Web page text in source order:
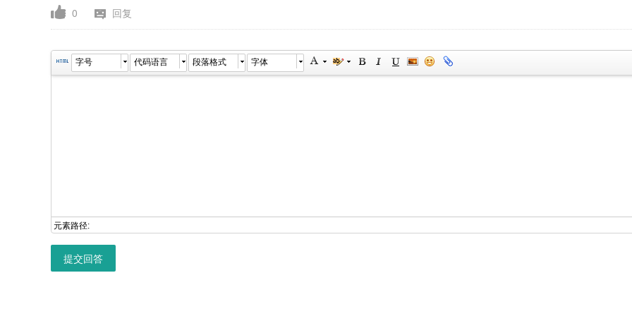
0 回复
字号 代码语言 段落格式 字体
元素路径:
提交回答